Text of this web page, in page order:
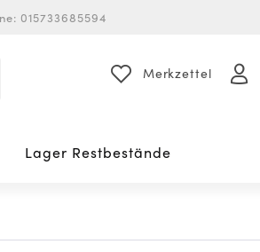
015733685594
Merkzettel
Lager Restbestände